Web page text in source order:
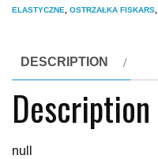
ELASTYCZNE, OSTRZAŁKA FISKARS,
DESCRIPTION
Description
null